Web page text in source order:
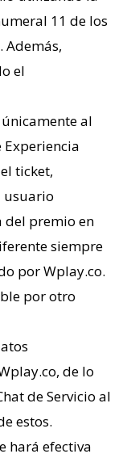
11 de los
Además,
el
al
ticket,
usuario
del premio en
siempre
por Wplay.co.
por otro
de lo
de Servicio al
estos.
hará efectiva